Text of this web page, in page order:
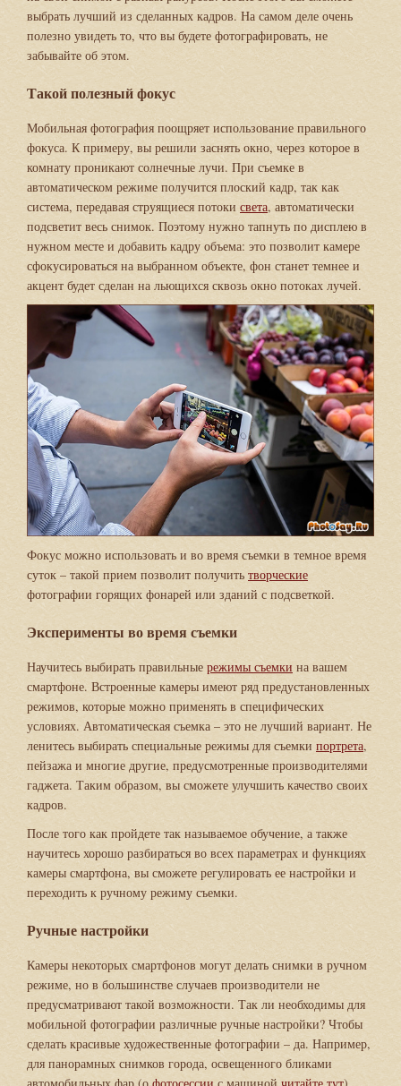
выбрать лучший из сделанных кадров. На самом деле очень
полезно увидеть то, что вы будете фотографировать, не
забывайте об этом.
Такой полезный фокус
Мобильная фотография поощряет использование правильного
фокуса. К примеру, вы решили заснять окно, через которое в
комнату проникают солнечные лучи. При съемке в
автоматическом режиме получится плоский кадр, так как
система, передавая струящиеся потоки света, автоматически
подсветит весь снимок. Поэтому нужно тапнуть по дисплею в
нужном месте и добавить кадру объема: это позволит камере
сфокусироваться на выбранном объекте, фон станет темнее и
акцент будет сделан на льющихся сквозь окно потоках лучей.
Фокус можно использовать и во время съемки в темное время
суток – такой прием позволит получить творческие
фотографии горящих фонарей или зданий с подсветкой.
Эксперименты во время съемки
Научитесь выбирать правильные режимы съемки на вашем
смартфоне. Встроенные камеры имеют ряд предустановленных
режимов, которые можно применять в специфических
условиях. Автоматическая съемка – это не лучший вариант. Не
ленитесь выбирать специальные режимы для съемки портрета,
пейзажа и многие другие, предусмотренные производителями
гаджета. Таким образом, вы сможете улучшить качество своих
кадров.
После того как пройдете так называемое обучение, а также
научитесь хорошо разбираться во всех параметрах и функциях
камеры смартфона, вы сможете регулировать ее настройки и
переходить к ручному режиму съемки.
Ручные настройки
Камеры некоторых смартфонов могут делать снимки в ручном
режиме, но в большинстве случаев производители не
предусматривают такой возможности. Так ли необходимы для
мобильной фотографии различные ручные настройки? Чтобы
сделать красивые художественные фотографии – да. Например,
для панорамных снимков города, освещенного бликами
автомобильных фар (о фотосессии с машиной читайте тут),